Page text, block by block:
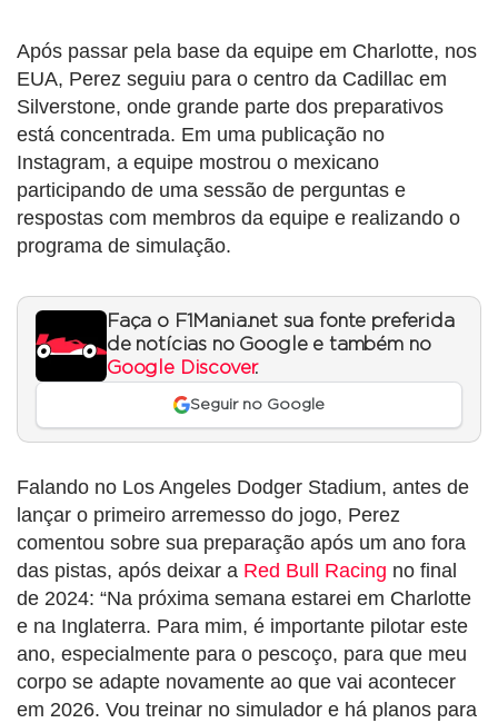
Após passar pela base da equipe em Charlotte, nos
EUA, Perez seguiu para o centro da Cadillac em
Silverstone, onde grande parte dos preparativos
está concentrada. Em uma publicação no
Instagram, a equipe mostrou o mexicano
participando de uma sessão de perguntas e
respostas com membros da equipe e realizando o
programa de simulação.
Faça o F1Mania.net sua fonte preferida
de notícias no Google e também no
Google Discover.
Seguir no Google
Falando no Los Angeles Dodger Stadium, antes de
lançar o primeiro arremesso do jogo, Perez
comentou sobre sua preparação após um ano fora
das pistas, após deixar a Red Bull Racing no final
de 2024: “Na próxima semana estarei em Charlotte
e na Inglaterra. Para mim, é importante pilotar este
ano, especialmente para o pescoço, para que meu
corpo se adapte novamente ao que vai acontecer
em 2026. Vou treinar no simulador e há planos para